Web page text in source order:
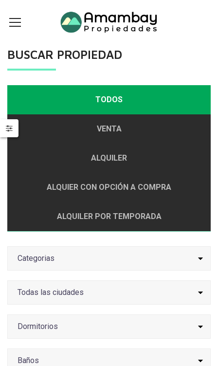
BUSCAR PROPIEDAD
TODOS
VENTA
ALQUILER
ALQUIER CON OPCIÓN A COMPRA
ALQUILER POR TEMPORADA